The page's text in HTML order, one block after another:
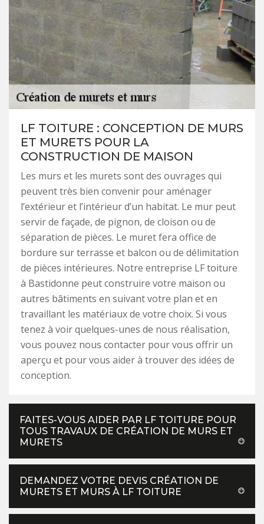
LF TOITURE : CONCEPTION DE MURS
ET MURETS POUR LA
CONSTRUCTION DE MAISON
Les murs et les murets sont des ouvrages qui
peuvent très bien convenir pour aménager
l’extérieur et l’intérieur d’un habitat. Le mur peut
servir de façade, de pignon, de cloison ou de
séparation de pièces. Le muret fera office de
bordure sur terrasse et balcon ou de délimitation
de pièces intérieures. Notre entreprise LF toiture
à Bastidonne peut construire votre maison ou
autres bâtiments en suivant votre plan et en
travaillant les matériaux de votre choix. Si vous
tenez à voir quelques-unes de nous réalisation,
vous pouvez nous contacter pour vous offrir un
aperçu et pour vous aider à trouver des idées de
conception.
FAITES-VOUS AIDER PAR LF TOITURE POUR
TOUS TRAVAUX DE CRÉATION DE MURS ET
MURETS
DEMANDEZ VOTRE DEVIS CRÉATION DE
MURETS ET MURS À LF TOITURE